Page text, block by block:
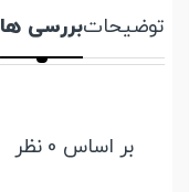
توضیحاتبررسی ها
بر اساس 0 نظر